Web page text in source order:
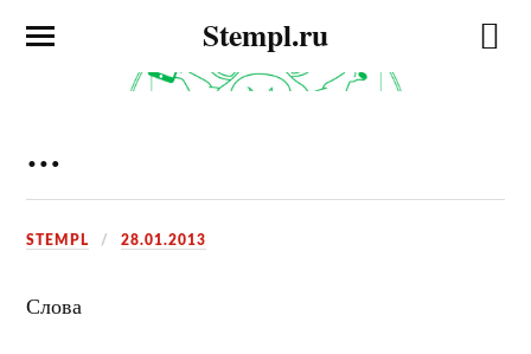
Stempl.ru
…
STEMPL 28.01.2013
Слова